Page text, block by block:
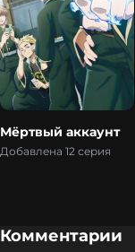
Мёртвый аккаунт
Добавлена 12 серия
Комментарии